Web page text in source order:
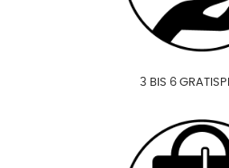
3 BIS 6